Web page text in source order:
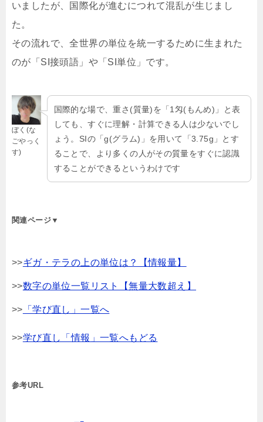
いましたが、国際化が進むにつれて混乱が生じまし
た。
その流れで、全世界の単位を統一するために生まれた
のが「SI接頭語」や「SI単位」です。
ぼく(な
ごやっく
す)
国際的な場で、重さ(質量)を「1匁(もんめ)」と表
しても、すぐに理解・計算できる人は少ないでし
ょう。SIの「g(グラム)」を用いて「3.75g」とす
ることで、より多くの人がその質量をすぐに認識
することができるというわけです
関連ページ▼
>>ギガ・テラの上の単位は？【情報量】
>>数字の単位一覧リスト【無量大数超え】
>> 「学び直し」一覧へ
>>学び直し「情報」一覧へもどる
参考URL